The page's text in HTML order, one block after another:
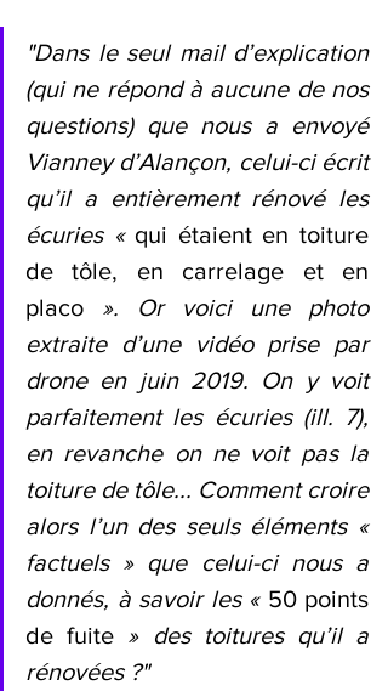
"Dans le seul mail d’explication
(qui ne répond à aucune de nos
questions) que nous a envoyé
Vianney d’Alançon, celui-ci écrit
qu’il a entièrement rénové les
écuries « qui étaient en toiture
de tôle, en carrelage et en
placo ». Or voici une photo
extraite d’une vidéo prise par
drone en juin 2019. On y voit
parfaitement les écuries (ill. 7),
en revanche on ne voit pas la
toiture de tôle... Comment croire
alors l’un des seuls éléments «
factuels » que celui-ci nous a
donnés, à savoir les « 50 points
de fuite » des toitures qu’il a
rénovées ?"